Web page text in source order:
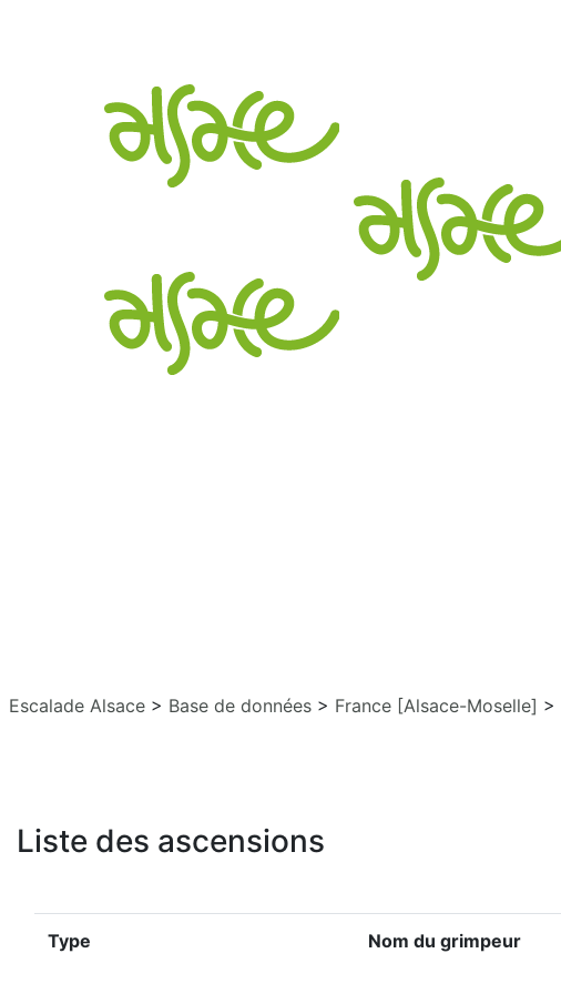
Escalade Alsace > Base de données > France [Alsace-Moselle] >
Liste des ascensions
Type Nom du grimpeur